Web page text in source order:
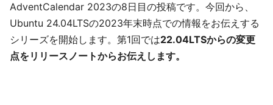
AdventCalendar 2023の8日目の投稿です。今回から、
Ubuntu 24.04LTSの2023年末時点での情報をお伝えする
シリーズを開始します。第1回では22.04LTSからの変更
点をリリースノートからお伝えします。